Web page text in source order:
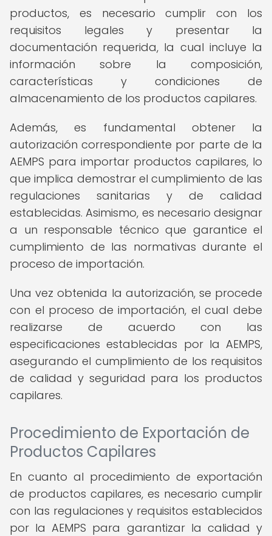
productos, es necesario cumplir con los
requisitos legales y presentar la
documentación requerida, la cual incluye la
información sobre la composición,
características y condiciones de
almacenamiento de los productos capilares.
Además, es fundamental obtener la
autorización correspondiente por parte de la
AEMPS para importar productos capilares, lo
que implica demostrar el cumplimiento de las
regulaciones sanitarias y de calidad
establecidas. Asimismo, es necesario designar
a un responsable técnico que garantice el
cumplimiento de las normativas durante el
proceso de importación.
Una vez obtenida la autorización, se procede
con el proceso de importación, el cual debe
realizarse de acuerdo con las
especificaciones establecidas por la AEMPS,
asegurando el cumplimiento de los requisitos
de calidad y seguridad para los productos
capilares.
Procedimiento de Exportación de
Productos Capilares
En cuanto al procedimiento de exportación
de productos capilares, es necesario cumplir
con las regulaciones y requisitos establecidos
por la AEMPS para garantizar la calidad y